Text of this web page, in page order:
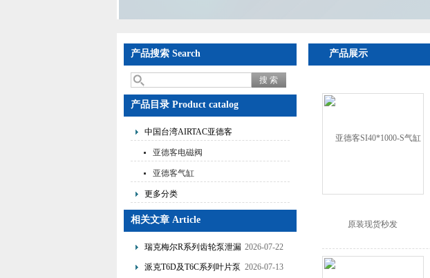
产品搜索 Search
产品目录 Product catalog
中国台湾AIRTAC亚德客
亚德客电磁阀
亚德客气缸
更多分类
相关文章 Article
瑞克梅尔R系列齿轮泵泄漏
故障分析与优化改造技术
2026-07-22
派克T6D及T6C系列叶片泵 2026-07-13
产品展示